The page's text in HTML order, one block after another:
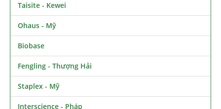
Taisite - Kewei
Ohaus - Mỹ
Biobase
Fengling - Thượng Hải
Staplex - Mỹ
Interscience - Pháp